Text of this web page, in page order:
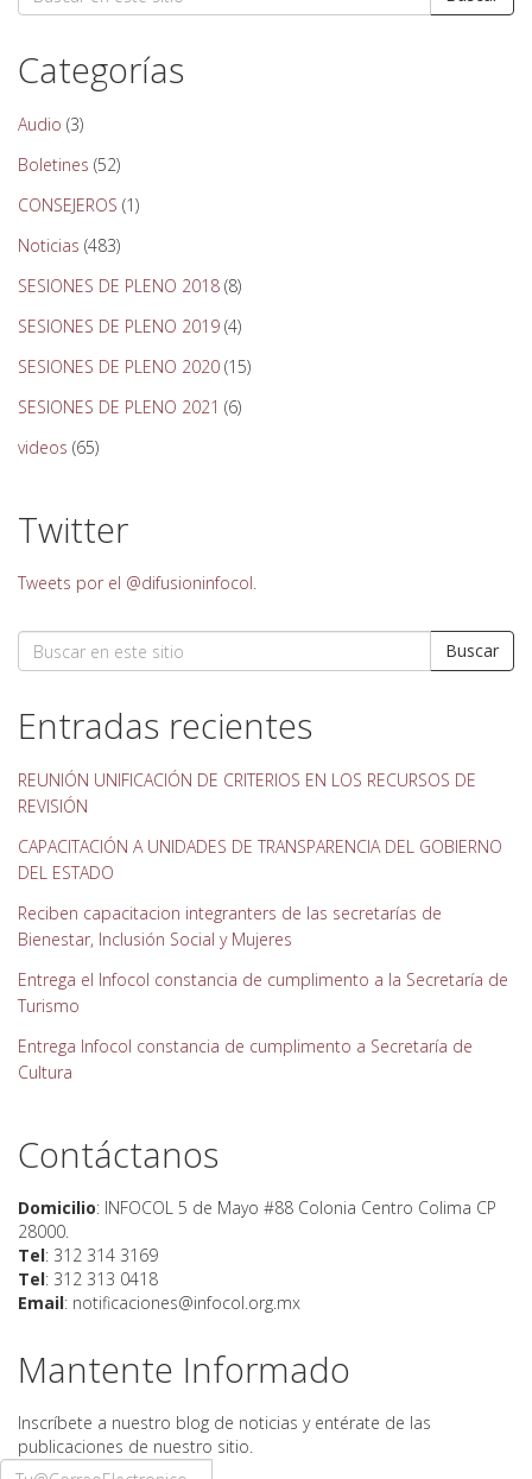
for:
Categorías
Audio (3)
Boletines (52)
CONSEJEROS (1)
Noticias (483)
SESIONES DE PLENO 2018 (8)
SESIONES DE PLENO 2019 (4)
SESIONES DE PLENO 2020 (15)
SESIONES DE PLENO 2021 (6)
videos (65)
Twitter
Tweets por el @difusioninfocol.
Search
for:
Buscar
Entradas recientes
REUNIÓN UNIFICACIÓN DE CRITERIOS EN LOS RECURSOS DE
REVISIÓN
CAPACITACIÓN A UNIDADES DE TRANSPARENCIA DEL GOBIERNO
DEL ESTADO
Reciben capacitacion integranters de las secretarías de
Bienestar, Inclusión Social y Mujeres
Entrega el Infocol constancia de cumplimento a la Secretaría de
Turismo
Entrega Infocol constancia de cumplimento a Secretaría de
Cultura
Contáctanos
Domicilio: INFOCOL 5 de Mayo #88 Colonia Centro Colima CP
28000.
Tel: 312 314 3169
Tel: 312 313 0418
Email: notificaciones@infocol.org.mx
Mantente Informado
Inscríbete a nuestro blog de noticias y entérate de las
publicaciones de nuestro sitio.